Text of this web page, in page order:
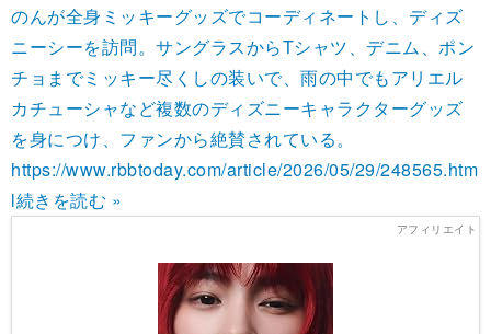
のんが全身ミッキーグッズでコーディネートし、ディズ
ニーシーを訪問。サングラスからTシャツ、デニム、ポン
チョまでミッキー尽くしの装いで、雨の中でもアリエル
カチューシャなど複数のディズニーキャラクターグッズ
を身につけ、ファンから絶賛されている。
https://www.rbbtoday.com/article/2026/05/29/248565.htm
l続きを読む »